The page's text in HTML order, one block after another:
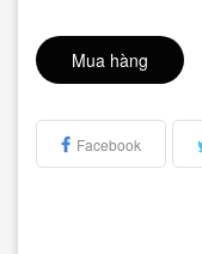
Mua hàng
Facebook